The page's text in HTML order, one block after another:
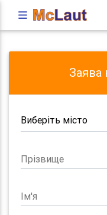
Заява
Прізвище
Ім'я